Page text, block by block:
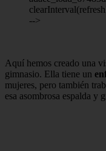
-->
Aquí hemos creado una
gimnasio. Ella tiene un
mujeres, pero también
esa asombrosa espalda y